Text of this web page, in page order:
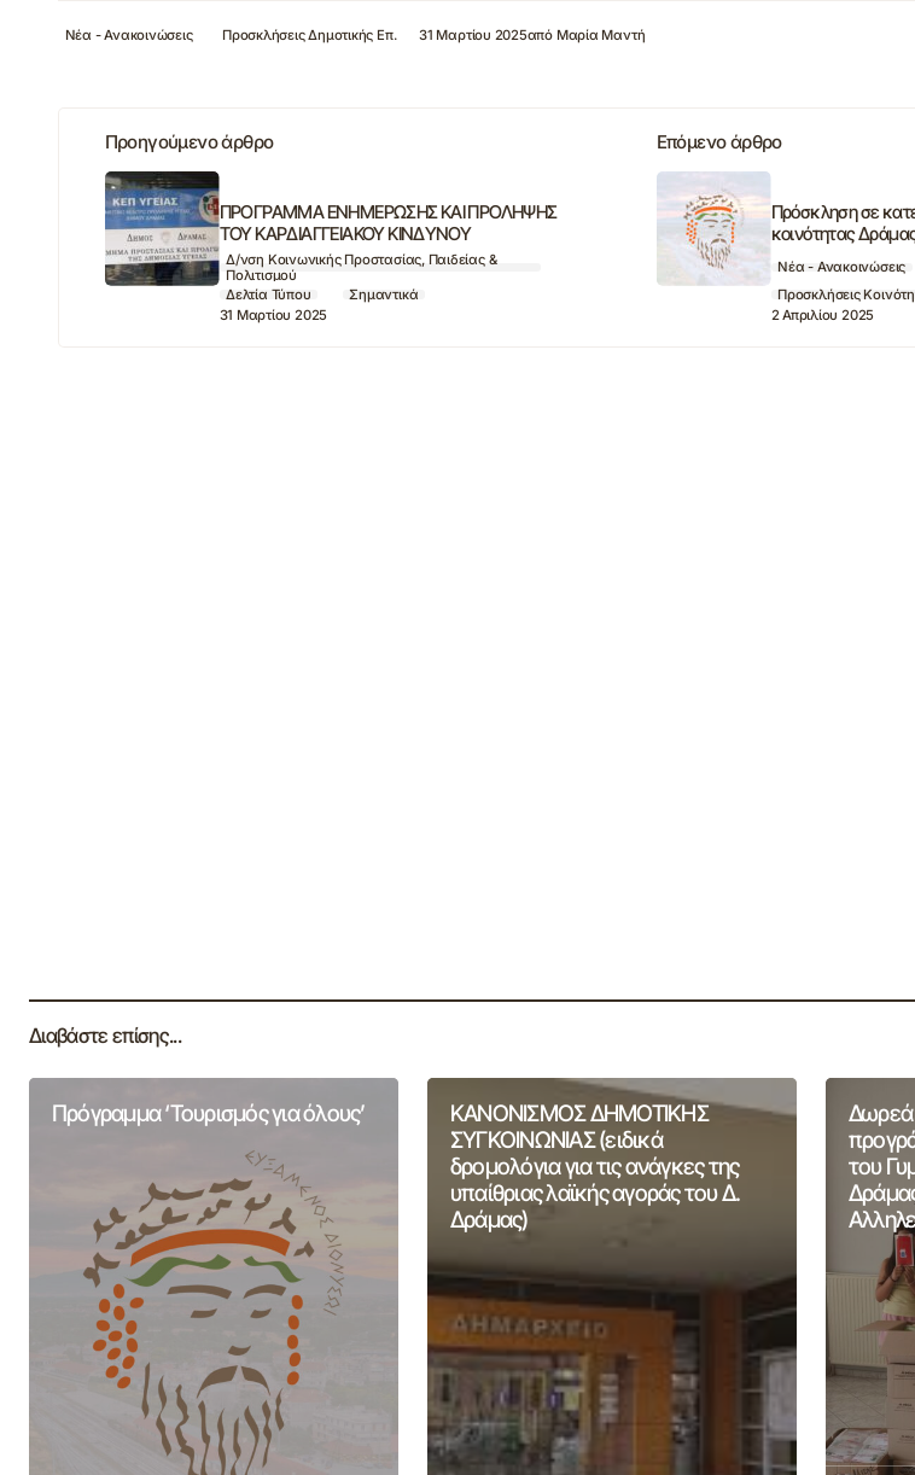
Νέα - Ανακοινώσεις Προσκλήσεις Δημοτικής Επ. 31 Μαρτίου 2025από Μαρία Μαντή
Προηγούμενο άρθρο
ΠΡΟΓΡΑΜΜΑ ΕΝΗΜΕΡΩΣΗΣ ΚΑΙ ΠΡΟΛΗΨΗΣ
ΤΟΥ ΚΑΡΔΙΑΓΓΕΙΑΚΟΥ ΚΙΝΔΥΝΟΥ
Δ/νση Κοινωνικής Προστασίας, Παιδείας &
Πολιτισμού
Δελτία Τύπου
Σημαντικά
31 Μαρτίου 2025
Επόμενο άρθρο
Πρόσκληση σε
κοινότητας
Νέα - Ανακοινώσεις
Προσκλήσεις
2 Απριλίου 2025
Διαβάστε επίσης...
Πρόγραμμα ‘Τουρισμός για όλους’
ΚΑΝΟΝΙΣΜΟΣ ΔΗΜΟΤΙΚΗΣ
ΣΥΓΚΟΙΝΩΝΙΑΣ (ειδικά
δρομολόγια για τις ανάγκες της
υπαίθριας λαϊκής αγοράς του Δ.
Δράμας)
Δωρεά
του